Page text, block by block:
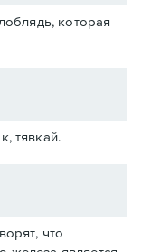
которая
тявкай.
что